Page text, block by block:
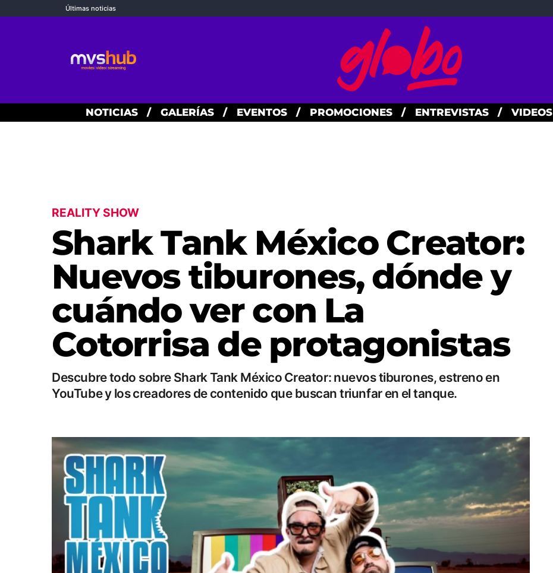
Últimas noticias
NOTICIAS / GALERÍAS / EVENTOS / PROMOCIONES / ENTREVISTAS / VIDEOS
REALITY SHOW
Shark Tank México Creator:
Nuevos tiburones, dónde y
cuándo ver con La
Cotorrisa de protagonistas
Descubre todo sobre Shark Tank México Creator: nuevos tiburones, estreno en
YouTube y los creadores de contenido que buscan triunfar en el tanque.